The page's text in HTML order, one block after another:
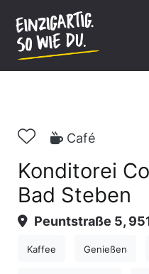
springen
Café
Konditorei
Bad Steben
Peuntstraße 5,
Kaffee Genießen